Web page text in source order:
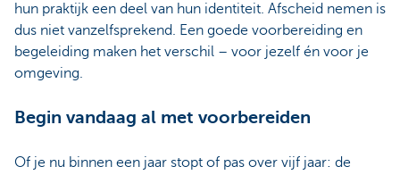
hun praktijk een deel van hun identiteit. Afscheid nemen is
dus niet vanzelfsprekend. Een goede voorbereiding en
begeleiding maken het verschil – voor jezelf én voor je
omgeving.
Begin vandaag al met voorbereiden
Of je nu binnen een jaar stopt of pas over vijf jaar: de